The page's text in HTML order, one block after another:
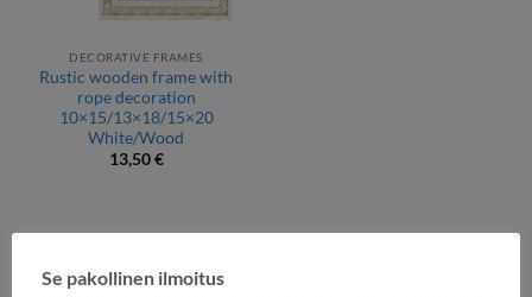
DECORATIVE FRAMES
Rustic wooden frame with
rope decoration
10×15/13×18/15×20
White/Wood
13,50€
Se pakollinen ilmoitus